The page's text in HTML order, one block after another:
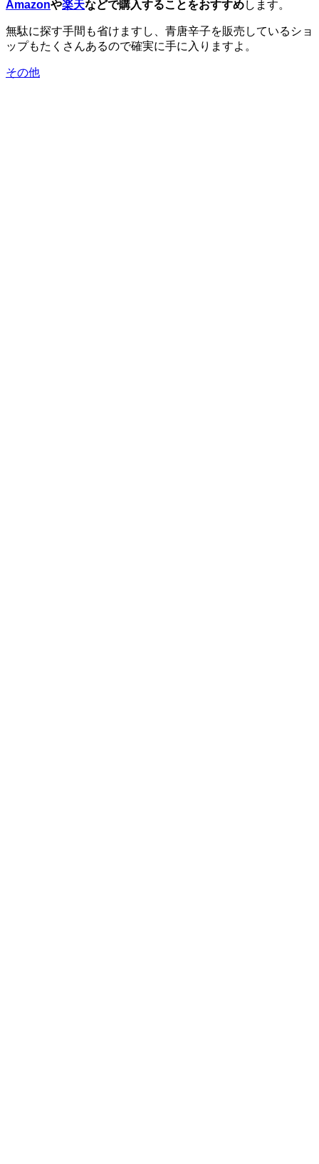
Amazonや楽天などで購入することをおすすめします。
無駄に探す手間も省けますし、青唐辛子を販売しているショ
ップもたくさんあるので確実に手に入りますよ。
その他